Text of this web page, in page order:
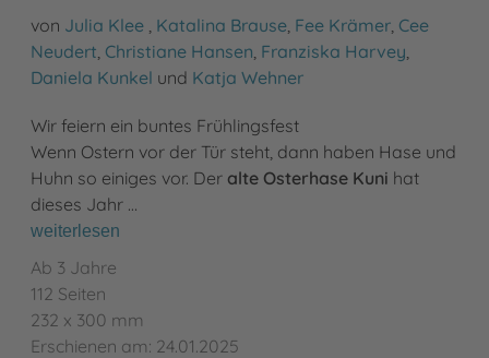
von Julia Klee Katalina Brause Fee Krämer Cee
Neudert Christiane Hansen Franziska Harvey
Daniela Kunkel und Katja Wehner
Wir feiern ein buntes Frühlingsfest
Wenn Ostern vor der Tür steht, dann haben Hase und
Huhn so einiges vor. Der alte Osterhase Kuni hat
dieses Jahr …
weiterlesen
Ab 3 Jahre
112 Seiten
232 x 300 mm
Erschienen am: 24.01.2025